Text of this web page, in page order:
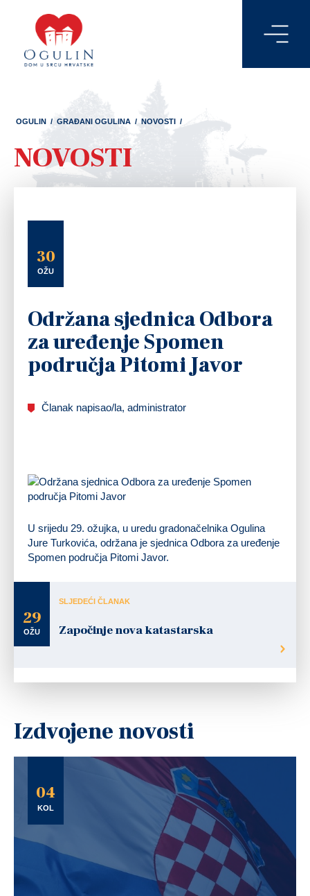
OGULIN / GRAĐANI OGULINA / NOVOSTI /
NOVOSTI
30
OŽU
Održana sjednica Odbora
za uređenje Spomen
područja Pitomi Javor
Članak napisao/la, administrator
U srijedu 29. ožujka, u uredu gradonačelnika Ogulina
Jure Turkovića, održana je sjednica Odbora za uređenje
Spomen područja Pitomi Javor.
29
OŽU
SLJEDEĆI ČLANAK
Započinje nova katastarska
Izdvojene novosti
04
KOL